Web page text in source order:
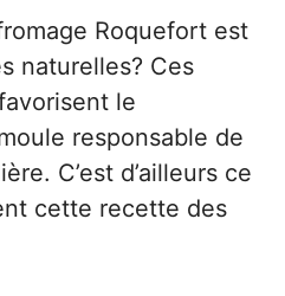
Roquefort est
naturelles? Ces
le
responsable de
C’est d’ailleurs ce
cette recette des